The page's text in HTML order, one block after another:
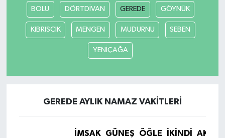
BOLU DÖRTDİVAN GEREDE GÖYNÜK
KIBRISCIK MENGEN MUDURNU SEBEN
YENİÇAĞA
GEREDE AYLIK NAMAZ VAKITLERI
İMSAK GÜNEŞ ÖĞLE İKINDI